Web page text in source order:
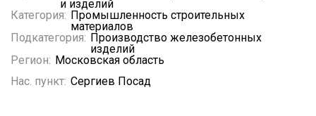
и изделий
Категория: Промышленность строительных
материалов
Подкатегория: Производство железобетонных
изделий
Регион: Московская область
Нас. пункт: Сергиев Посад